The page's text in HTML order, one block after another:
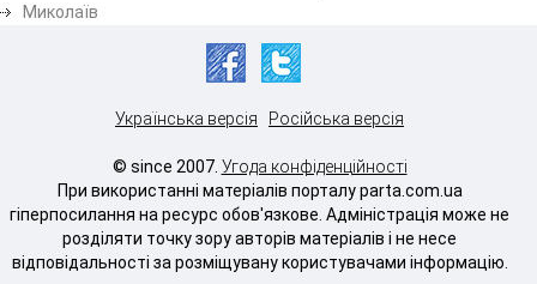
Миколаїв
Українська версія Російська версія
© since 2007. Угода конфіденційності
При використанні матеріалів порталу parta.com.ua
гіперпосилання на ресурс обов'язкове. Адміністрація може не
розділяти точку зору авторів матеріалів і не несе
відповідальності за розміщувану користувачами інформацію.